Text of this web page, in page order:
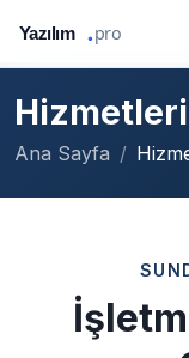
Ana Sayfa